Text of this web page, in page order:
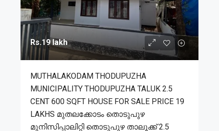
Rs.19 lakh
MUTHALAKODAM THODUPUZHA
MUNICIPALITY THODUPUZHA TALUK 2.5
CENT 600 SQFT HOUSE FOR SALE PRICE 19
LAKHS മുതലക്കോടം തൊടുപുഴ
മുനിസിപ്പാലിറ്റി തൊടുപുഴ താലൂക്ക് 2.5